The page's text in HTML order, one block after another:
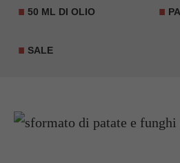
50 ML DI OLIO
SALE